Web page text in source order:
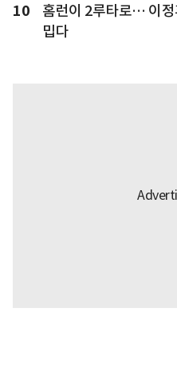
10
홈런이 2루타로… 이정
밉다